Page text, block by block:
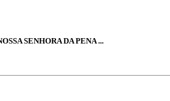
SENHORA DA PENA ...